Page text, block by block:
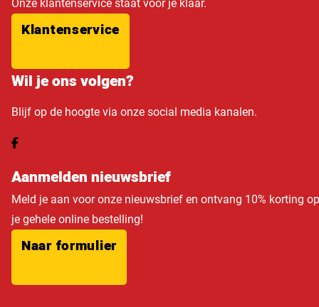
Onze klantenservice staat voor je klaar.
Klantenservice
Wil je ons volgen?
Blijf op de hoogte via onze social media kanalen.
Aanmelden nieuwsbrief
Meld je aan voor onze nieuwsbrief en ontvang 10% korting op
je gehele online bestelling!
Naar formulier